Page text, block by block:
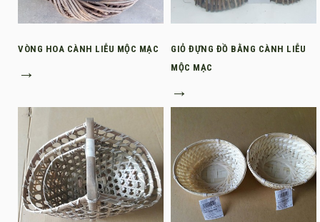
VÒNG HOA CÀNH LIỄU MỘC MẠC
→
GIỎ ĐỰNG ĐỒ BẰNG CÀNH LIỄU
MỘC MẠC
→